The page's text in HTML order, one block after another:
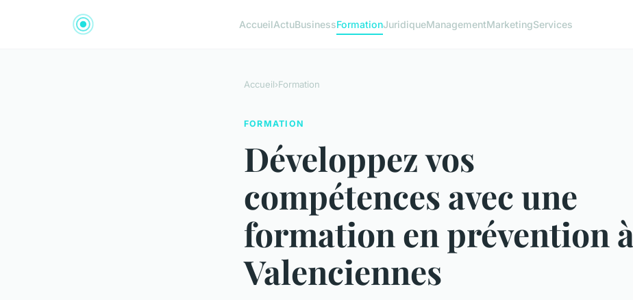
AccueilActuBusinessFormationJuridiqueManagementMarketingServices
Accueil›Formation
FORMATION
Développez vos
compétences avec une
formation en prévention à
Valenciennes